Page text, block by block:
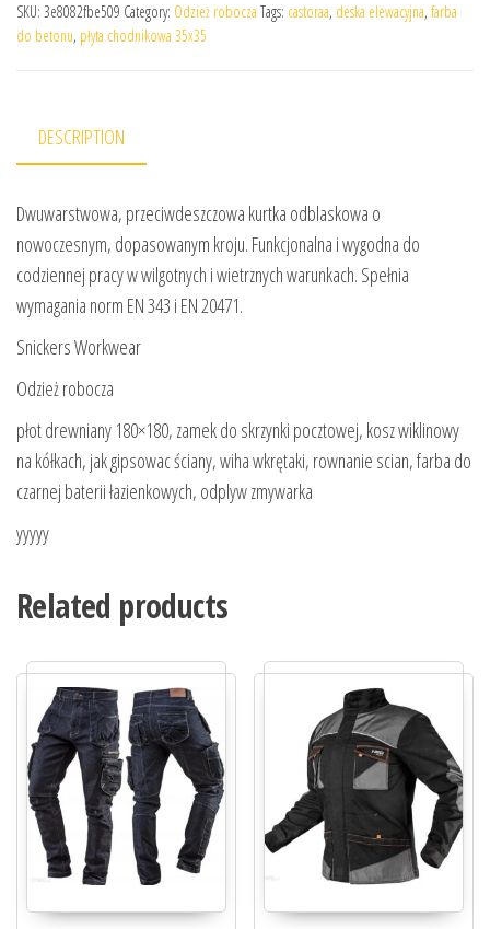
SKU: 3e8082fbe509 Category: Odzież robocza Tags: castoraa, deska elewacyjna, farba
do betonu, płyta chodnikowa 35x35
DESCRIPTION
Dwuwarstwowa, przeciwdeszczowa kurtka odblaskowa o
nowoczesnym, dopasowanym kroju. Funkcjonalna i wygodna do
codziennej pracy w wilgotnych i wietrznych warunkach. Spełnia
wymagania norm EN 343 i EN 20471.
Snickers Workwear
Odzież robocza
płot drewniany 180×180, zamek do skrzynki pocztowej, kosz wiklinowy
na kółkach, jak gipsowac ściany, wiha wkrętaki, rownanie scian, farba do
czarnej baterii łazienkowych, odplyw zmywarka
yyyyy
Related products